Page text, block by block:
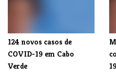
​124 novos casos de
COVID-19 em Cabo
Verde